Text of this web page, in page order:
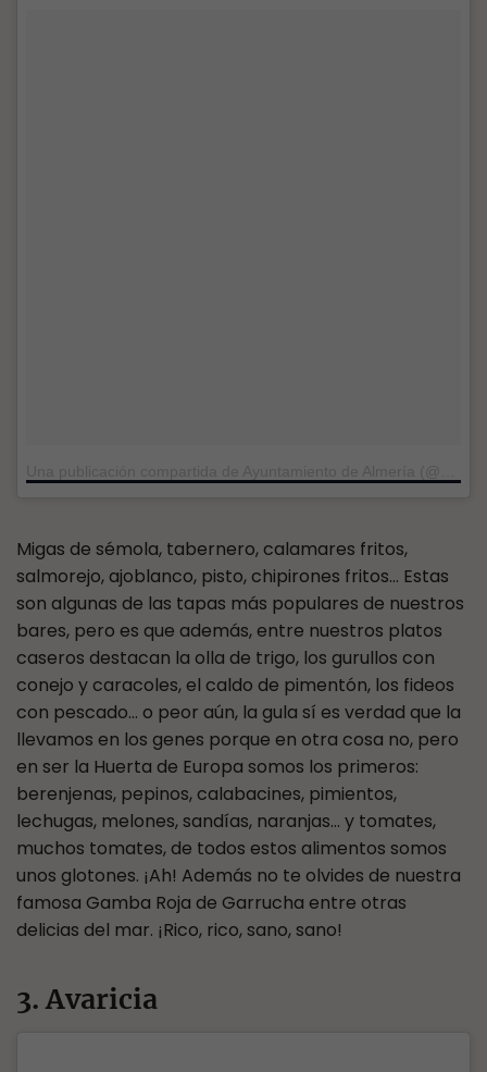
Migas de sémola, tabernero, calamares fritos,
salmorejo, ajoblanco, pisto, chipirones fritos… Estas
son algunas de las tapas más populares de nuestros
bares, pero es que además, entre nuestros platos
caseros destacan la olla de trigo, los gurullos con
conejo y caracoles, el caldo de pimentón, los fideos
con pescado… o peor aún, la gula sí es verdad que la
llevamos en los genes porque en otra cosa no, pero
en ser la Huerta de Europa somos los primeros:
berenjenas, pepinos, calabacines, pimientos,
lechugas, melones, sandías, naranjas… y tomates,
muchos tomates, de todos estos alimentos somos
unos glotones. ¡Ah! Además no te olvides de nuestra
famosa Gamba Roja de Garrucha entre otras
delicias del mar. ¡Rico, rico, sano, sano!
3. Avaricia